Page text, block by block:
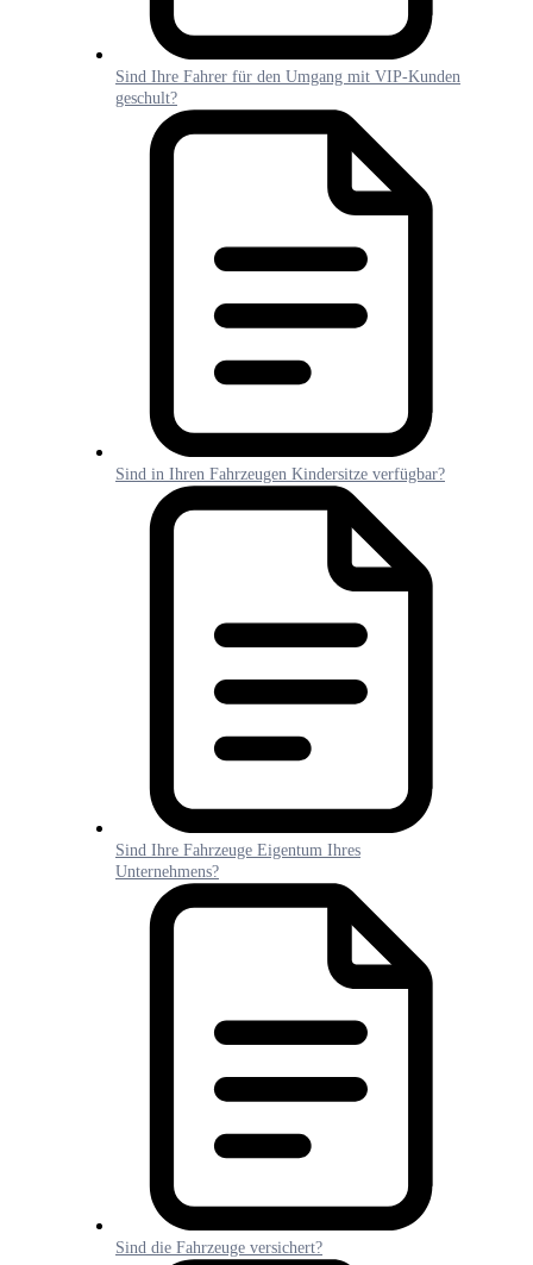
Sind Ihre Fahrer für den Umgang mit VIP-Kunden
geschult?
Sind in Ihren Fahrzeugen Kindersitze verfügbar?
Sind Ihre Fahrzeuge Eigentum Ihres
Unternehmens?
Sind die Fahrzeuge versichert?